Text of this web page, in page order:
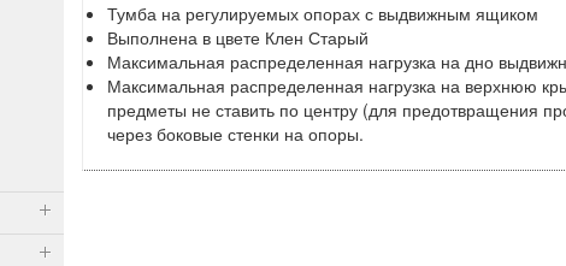
Тумба на регулируемых опорах с выдвижным ящиком
Выполнена в цвете Клен Старый
Максимальная распределенная нагрузка на дно
Максимальная распределенная нагрузка на верхнюю
предметы не ставить по центру (для предотвращения
через боковые стенки на опоры.